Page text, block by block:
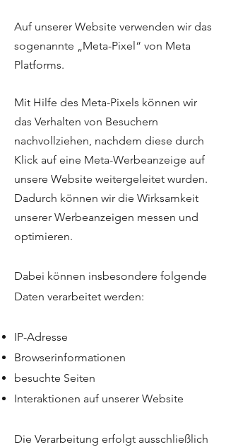
Auf unserer Website verwenden wir das
sogenannte „Meta-Pixel“ von Meta
Platforms.
Mit Hilfe des Meta-Pixels können wir
das Verhalten von Besuchern
nachvollziehen, nachdem diese durch
Klick auf eine Meta-Werbeanzeige auf
unsere Website weitergeleitet wurden.
Dadurch können wir die Wirksamkeit
unserer Werbeanzeigen messen und
optimieren.
Dabei können insbesondere folgende
Daten verarbeitet werden:
IP-Adresse
Browserinformationen
besuchte Seiten
Interaktionen auf unserer Website
Die Verarbeitung erfolgt ausschließlich